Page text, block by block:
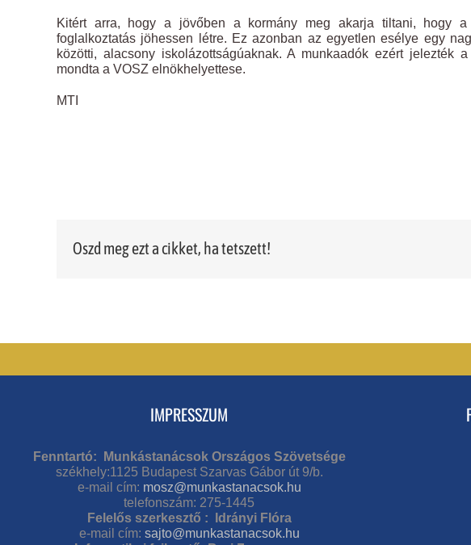
Kitért arra, hogy a jövőben a kormány meg akarja tiltani, hogy a
foglalkoztatás jöhessen létre. Ez azonban az egyetlen esélye egy
közötti, alacsony iskolázottságúaknak. A munkaadók ezért jelezték
mondta a VOSZ elnökhelyettese.
MTI
Oszd meg ezt a cikket, ha tetszett!
IMPRESSZUM
Fenntartó: Munkástanácsok Országos Szövetsége
székhely:1125 Budapest Szarvas Gábor út 9/b.
e-mail cím: mosz@munkastanacsok.hu
telefonszám: 275-1445
Felelős szerkesztő : Idrányi Flóra
e-mail cím: sajto@munkastanacsok.hu